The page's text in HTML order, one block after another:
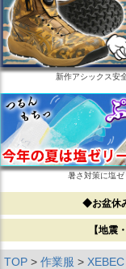
新作アシックス安
暑さ対策に塩ゼ
◆お盆休
【地震
TOP 作業服